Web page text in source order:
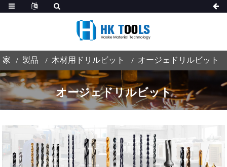
家 製品 木材用ドリルビット オージェドリルビット
オージェドリルビット